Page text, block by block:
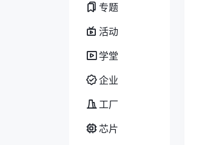
专题
活动
学堂
企业
工厂
芯片